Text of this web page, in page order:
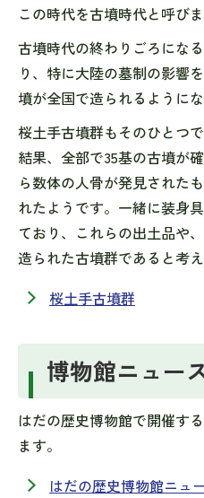
この時代を古墳時代と呼びま
古墳時代の終わりごろにな
り、特に大陸の墓制の影響
墳が全国で造られるようにな
桜土手古墳群もそのひとつ
結果、全部で35基の古墳が
ら数体の人骨が発見された
れたようです。一緒に装身
ており、これらの出土品や
造られた古墳群であると考え
桜土手古墳群
博物館ニュー
はだの歴史博物館で開催す
ます。
はだの歴史博物館ニュ